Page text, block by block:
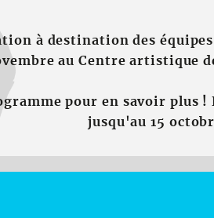
à destination des
au Centre artistique
pour en savoir plus
jusqu'au 15